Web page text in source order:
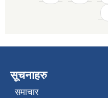
सूचनाहरु
समाचार